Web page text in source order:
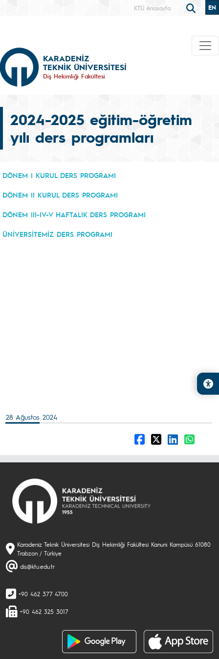
KTÜ Anasayfa EN
KARADENİZ
TEKNİK ÜNİVERSİTESİ
Diş Hekimliği Fakültesi
2024-2025 eğitim-öğretim
yılı ders programları
DÖNEM I KURUL DERS PROGRAMI
DÖNEM II KURUL DERS PROGRAMI
DÖNEM III-IV-V HAFTALIK DERS PROGRAMI
ÜNİVERSİTEMİZ DERS PROGRAMI
28 Ağustos 2024
Karadeniz Teknik Üniversitesi Diş Hekimliği Fakültesi Kanuni Kampüsü 61080
Trabzon / Türkiye
dis@ktu.edu.tr
+90 462 377 4700
+90 462 325 3017